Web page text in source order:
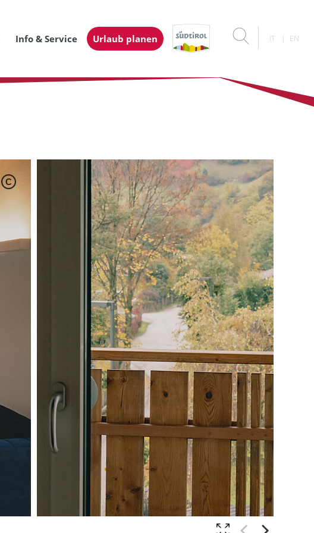
Info & Service Urlaub planen IT EN